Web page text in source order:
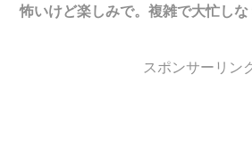
怖いけど楽しみで。複雑で大忙しな
スポンサーリン